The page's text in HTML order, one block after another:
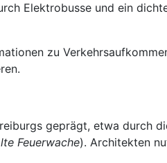
Elektrobusse und ein
zu
geprägt, etwa durch
Feuerwache). Architekten